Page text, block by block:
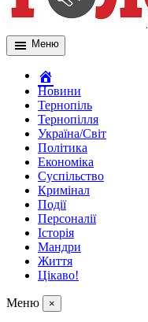
Меню
Новини
Тернопіль
Тернопілля
Україна/Світ
Політика
Економіка
Суспільство
Кримінал
Події
Персоналії
Історія
Мандри
Життя
Цікаво!
Меню ×